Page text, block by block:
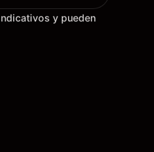
y pueden